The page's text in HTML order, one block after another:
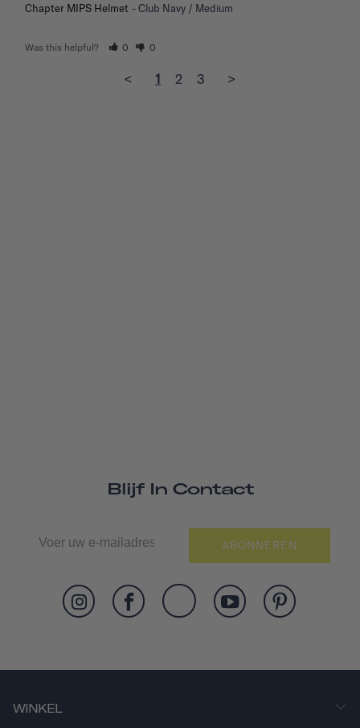
Chapter MIPS Helmet Club Navy / Medium
Was this helpful? 0 0
< 1 2 3 >
Blijf In Contact
ABONNEREN
WINKEL